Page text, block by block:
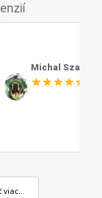
Michal Szabo
★★★★★
viac...